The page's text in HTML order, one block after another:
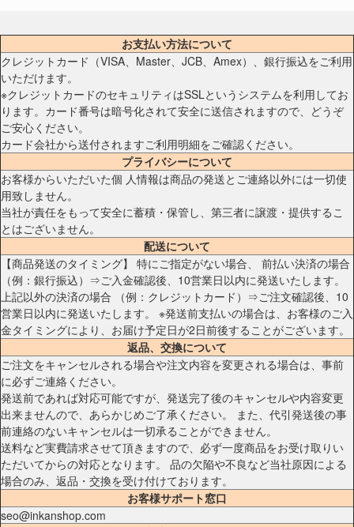
お支払い方法について
クレジットカード（VISA、Master、JCB、Amex）、銀行振込をご利用
いただけます。
※クレジットカードのセキュリティはSSLというシステムを利用してお
ります。カード番号は暗号化されて安全に送信されますので、どうぞ
ご安心ください。
カード会社から送付されますご利用明細をご確認ください。
プライバシーについて
お客様からいただいた個 人情報は商品の発送とご連絡以外には一切使
用致しません。
当社が責任をもって安全に蓄積・保管し、第三者に譲渡・提供するこ
とはございません。
配送について
【商品発送のタイミング】 特にご指定がない場合、 前払い決済の場合
（例：銀行振込）⇒ご入金確認後、10営業日以内に発送いたします。
上記以外の決済の場合 （例：クレジットカード）⇒ご注文確認後、10
営業日以内に発送いたします。 ※発送前支払いの場合は、お客様のご入
金タイミングにより、お届け予定日が2日前後することがございます。
返品、交換について
ご注文をキャンセルされる場合や注文内容を変更される場合は、事前
に必ずご連絡ください。
発送前であれば対応可能ですが、発送完了後のキャンセルや内容変更
出来ませんので、あらかじめご了承ください。 また、代引発送後の事
前連絡のないキャンセルは一切承ることができません。
送料など実費請求させて頂きますので、必ず一度商品をお受け取りい
ただいてからの対応となります。 品の欠陥や不良など当社原因による
場合のみ、返品・交換を受け付けております。
お客様サポート窓口
seo@inkanshop.com